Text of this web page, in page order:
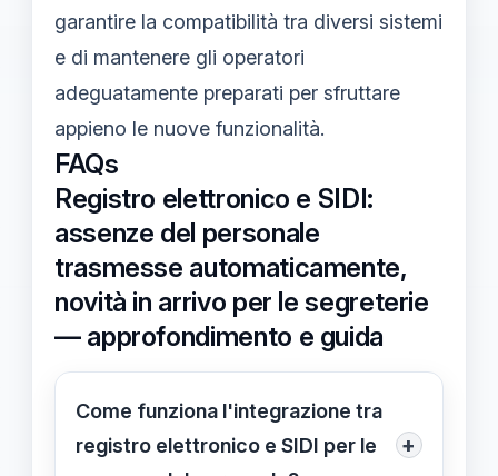
garantire la compatibilità tra diversi sistemi
e di mantenere gli operatori
adeguatamente preparati per sfruttare
appieno le nuove funzionalità.
FAQs
Registro elettronico e SIDI:
assenze del personale
trasmesse automaticamente,
novità in arrivo per le segreterie
— approfondimento e guida
Come funziona l'integrazione tra
registro elettronico e SIDI per le
+